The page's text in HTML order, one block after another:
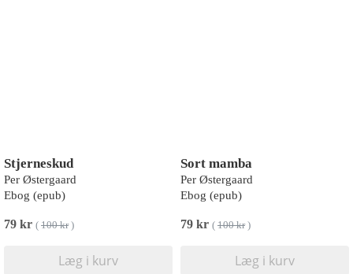
Stjerneskud
Per Østergaard
Ebog (epub)
79 kr ( 100 kr)
Læg i kurv
Sort mamba
Per Østergaard
Ebog (epub)
79 kr ( 100 kr)
Læg i kurv